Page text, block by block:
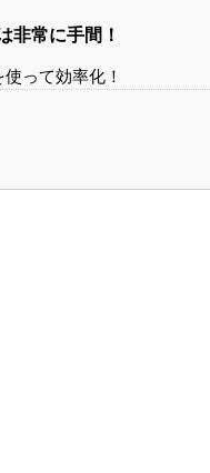
非常に手間！
って効率化！